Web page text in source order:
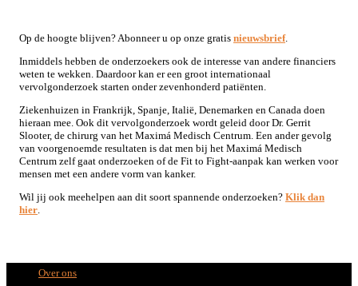
Op de hoogte blijven? Abonneer u op onze gratis nieuwsbrief.
Inmiddels hebben de onderzoekers ook de interesse van andere financiers
weten te wekken. Daardoor kan er een groot internationaal
vervolgonderzoek starten onder zevenhonderd patiënten.
Ziekenhuizen in Frankrijk, Spanje, Italië, Denemarken en Canada doen
hieraan mee. Ook dit vervolgonderzoek wordt geleid door Dr. Gerrit
Slooter, de chirurg van het Maximá Medisch Centrum. Een ander gevolg
van voorgenoemde resultaten is dat men bij het Maximá Medisch
Centrum zelf gaat onderzoeken of de Fit to Fight-aanpak kan werken voor
mensen met een andere vorm van kanker.
Wil jij ook meehelpen aan dit soort spannende onderzoeken? Klik dan
hier
Over ons